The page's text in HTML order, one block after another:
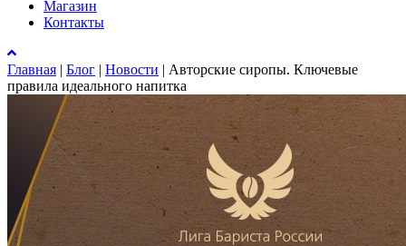
Магазин
Контакты
Главная | Блог | Новости | Авторские сиропы. Ключевые
правила идеального напитка